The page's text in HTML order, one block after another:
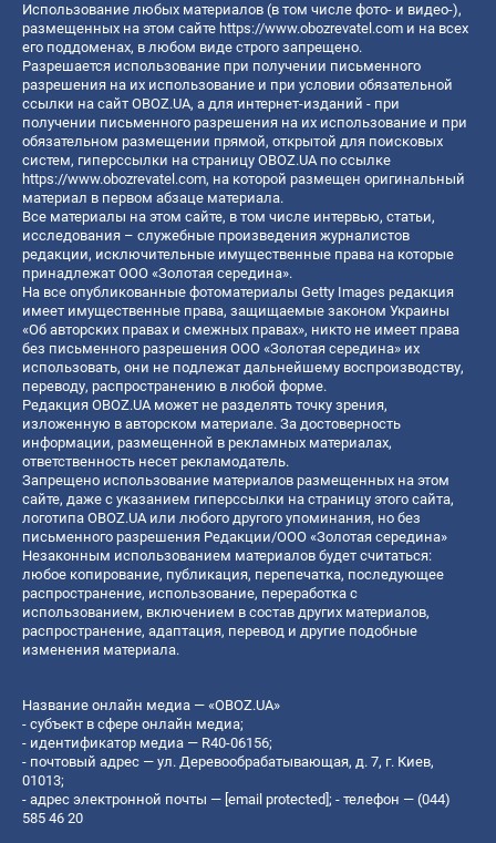
Использование любых материалов (в том числе фото- и видео-),
размещенных на этом сайте https://www.obozrevatel.com и на всех
его поддоменах, в любом виде строго запрещено.
Разрешается использование при получении письменного
разрешения на их использование и при условии обязательной
ссылки на сайт OBOZ.UA, а для интернет-изданий - при
получении письменного разрешения на их использование и при
обязательном размещении прямой, открытой для поисковых
систем, гиперссылки на страницу OBOZ.UA по ссылке
https://www.obozrevatel.com, на которой размещен оригинальный
материал в первом абзаце материала.
Все материалы на этом сайте, в том числе интервью, статьи,
исследования – служебные произведения журналистов
редакции, исключительные имущественные права на которые
принадлежат ООО «Золотая середина».
На все опубликованные фотоматериалы Getty Images редакция
имеет имущественные права, защищаемые законом Украины
«Об авторских правах и смежных правах», никто не имеет права
без письменного разрешения ООО «Золотая середина» их
использовать, они не подлежат дальнейшему воспроизводству,
переводу, распространению в любой форме.
Редакция OBOZ.UA может не разделять точку зрения,
изложенную в авторском материале. За достоверность
информации, размещенной в рекламных материалах,
ответственность несет рекламодатель.
Запрещено использование материалов размещенных на этом
сайте, даже с указанием гиперссылки на страницу этого сайта,
логотипа OBOZ.UA или любого другого упоминания, но без
письменного разрешения Редакции/ООО «Золотая середина»
Незаконным использованием материалов будет считаться:
любое копирование, публикация, перепечатка, последующее
распространение, использование, переработка с
использованием, включением в состав других материалов,
распространение, адаптация, перевод и другие подобные
изменения материала.
Название онлайн медиа — «OBOZ.UA»
- субъект в сфере онлайн медиа;
- идентификатор медиа — R40-06156;
- почтовый адрес — ул. Деревообрабатывающая, д. 7, г. Киев,
01013;
- адрес электронной почты — [email protected] ; - телефон — (044)
585 46 20